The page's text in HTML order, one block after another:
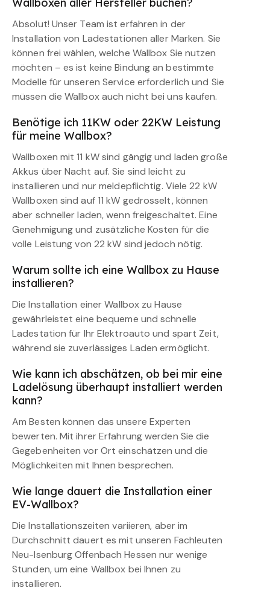
Absolut! Unser Team ist erfahren in der
Installation von Ladestationen aller Marken. Sie
können frei wählen, welche Wallbox Sie nutzen
möchten – es ist keine Bindung an bestimmte
Modelle für unseren Service erforderlich und Sie
müssen die Wallbox auch nicht bei uns kaufen.
Benötige ich 11KW oder 22KW Leistung
für meine Wallbox?
Wallboxen mit 11 kW sind gängig und laden große
Akkus über Nacht auf. Sie sind leicht zu
installieren und nur meldepflichtig. Viele 22 kW
Wallboxen sind auf 11 kW gedrosselt, können
aber schneller laden, wenn freigeschaltet. Eine
Genehmigung und zusätzliche Kosten für die
volle Leistung von 22 kW sind jedoch nötig.
Warum sollte ich eine Wallbox zu Hause
installieren?
Die Installation einer Wallbox zu Hause
gewährleistet eine bequeme und schnelle
Ladestation für Ihr Elektroauto und spart Zeit,
während sie zuverlässiges Laden ermöglicht.
Wie kann ich abschätzen, ob bei mir eine
Ladelösung überhaupt installiert werden
kann?
Am Besten können das unsere Experten
bewerten. Mit ihrer Erfahrung werden Sie die
Gegebenheiten vor Ort einschätzen und die
Möglichkeiten mit Ihnen besprechen.
Wie lange dauert die Installation einer
EV-Wallbox?
Die Installationszeiten variieren, aber im
Durchschnitt dauert es mit unseren Fachleuten
Neu-Isenburg Offenbach Hessen nur wenige
Stunden, um eine Wallbox bei Ihnen zu
installieren.